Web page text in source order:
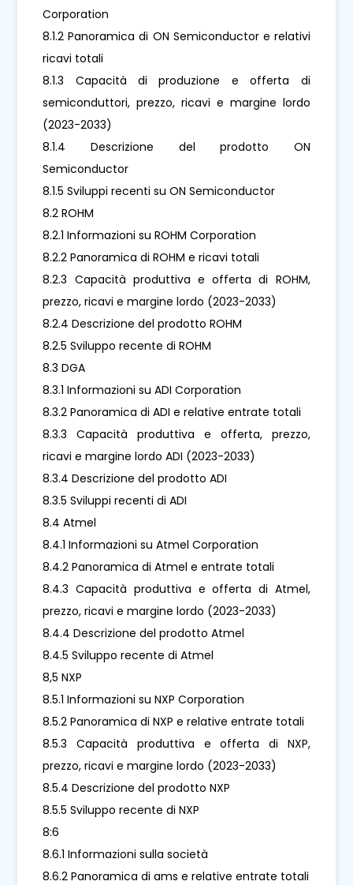
Corporation
8.1.2 Panoramica di ON Semiconductor e relativi
ricavi totali
8.1.3 Capacità di produzione e offerta di
semiconduttori, prezzo, ricavi e margine lordo
(2023-2033)
8.1.4 Descrizione del prodotto ON
Semiconductor
8.1.5 Sviluppi recenti su ON Semiconductor
8.2 ROHM
8.2.1 Informazioni su ROHM Corporation
8.2.2 Panoramica di ROHM e ricavi totali
8.2.3 Capacità produttiva e offerta di ROHM,
prezzo, ricavi e margine lordo (2023-2033)
8.2.4 Descrizione del prodotto ROHM
8.2.5 Sviluppo recente di ROHM
8.3 DGA
8.3.1 Informazioni su ADI Corporation
8.3.2 Panoramica di ADI e relative entrate totali
8.3.3 Capacità produttiva e offerta, prezzo,
ricavi e margine lordo ADI (2023-2033)
8.3.4 Descrizione del prodotto ADI
8.3.5 Sviluppi recenti di ADI
8.4 Atmel
8.4.1 Informazioni su Atmel Corporation
8.4.2 Panoramica di Atmel e entrate totali
8.4.3 Capacità produttiva e offerta di Atmel,
prezzo, ricavi e margine lordo (2023-2033)
8.4.4 Descrizione del prodotto Atmel
8.4.5 Sviluppo recente di Atmel
8,5 NXP
8.5.1 Informazioni su NXP Corporation
8.5.2 Panoramica di NXP e relative entrate totali
8.5.3 Capacità produttiva e offerta di NXP,
prezzo, ricavi e margine lordo (2023-2033)
8.5.4 Descrizione del prodotto NXP
8.5.5 Sviluppo recente di NXP
8:6
8.6.1 Informazioni sulla società
8.6.2 Panoramica di ams e relative entrate totali